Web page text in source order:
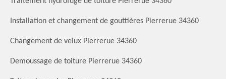
Installation et changement de gouttières Pierrerue 34360
Changement de velux Pierrerue 34360
Demoussage de toiture Pierrerue 34360